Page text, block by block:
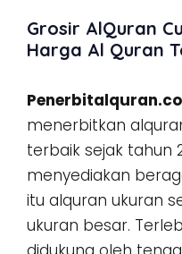
Grosir AlQuran
Harga Al Quran
menerbitkan
terbaik sejak tahun
menyediakan
itu alquran ukuran
ukuran besar.